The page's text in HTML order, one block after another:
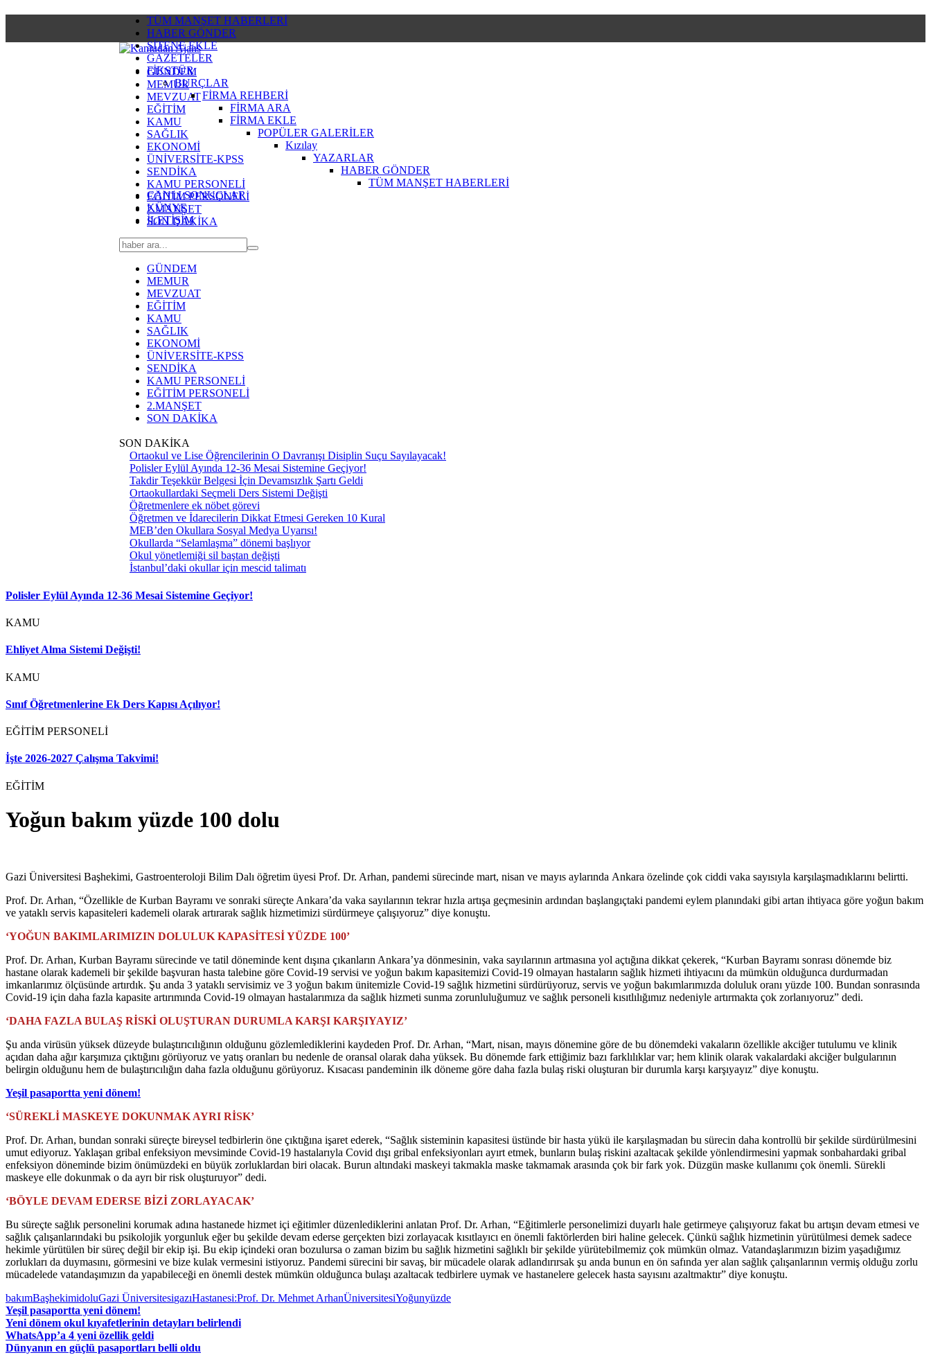
TÜM MANŞET HABERLERİ
HABER GÖNDER
SİTENE EKLE
GAZETELER
FİKSTÜR
BURÇLAR
FİRMA REHBERİ
FİRMA ARA
FİRMA EKLE
POPÜLER GALERİLER
Kızılay
YAZARLAR
HABER GÖNDER
TÜM MANŞET HABERLERİ
CANLI SONUÇLAR
KÜNYE
İLETİŞİM
GÜNDEM
MEMUR
MEVZUAT
EĞİTİM
KAMU
SAĞLIK
EKONOMİ
ÜNİVERSİTE-KPSS
SENDİKA
KAMU PERSONELİ
EĞİTİM PERSONELİ
2.MANŞET
SON DAKİKA
GÜNDEM
MEMUR
MEVZUAT
EĞİTİM
KAMU
SAĞLIK
EKONOMİ
ÜNİVERSİTE-KPSS
SENDİKA
KAMU PERSONELİ
EĞİTİM PERSONELİ
2.MANŞET
SON DAKİKA
SON DAKİKA
Ortaokul ve Lise Öğrencilerinin O Davranışı Disiplin Suçu Sayılayacak!
Polisler Eylül Ayında 12-36 Mesai Sistemine Geçiyor!
Takdir Teşekkür Belgesi İçin Devamsızlık Şartı Geldi
Ortaokullardaki Seçmeli Ders Sistemi Değişti
Öğretmenlere ek nöbet görevi
Öğretmen ve İdarecilerin Dikkat Etmesi Gereken 10 Kural
MEB’den Okullara Sosyal Medya Uyarısı!
Okullarda “Selamlaşma” dönemi başlıyor
Okul yönetlemiği sil baştan değişti
İstanbul’daki okullar için mescid talimatı
Polisler Eylül Ayında 12-36 Mesai Sistemine Geçiyor!
KAMU
Ehliyet Alma Sistemi Değişti!
KAMU
Sınıf Öğretmenlerine Ek Ders Kapısı Açılıyor!
EĞİTİM PERSONELİ
İşte 2026-2027 Çalışma Takvimi!
EĞİTİM
Yoğun bakım yüzde 100 dolu
Gazi Üniversitesi Başhekimi, Gastroenteroloji Bilim Dalı öğretim üyesi Prof. Dr. Arhan, pandemi sürecinde mart, nisan ve mayıs aylarında Ankara özelinde çok ciddi vaka sayısıyla karşılaşmadıklarını belirtti.
Prof. Dr. Arhan, “Özellikle de Kurban Bayramı ve sonraki süreçte Ankara’da vaka sayılarının tekrar hızla artışa geçmesinin ardından başlangıçtaki pandemi eylem planındaki gibi artan ihtiyaca göre yoğun bakım
ve yataklı servis kapasiteleri kademeli olarak artırarak sağlık hizmetimizi sürdürmeye çalışıyoruz” diye konuştu.
‘YOĞUN BAKIMLARIMIZIN DOLULUK KAPASİTESİ YÜZDE 100’
Prof. Dr. Arhan, Kurban Bayramı sürecinde ve tatil döneminde kent dışına çıkanların Ankara’ya dönmesinin, vaka sayılarının artmasına yol açtığına dikkat çekerek, “Kurban Bayramı sonrası dönemde biz
hastane olarak kademeli bir şekilde başvuran hasta talebine göre Covid-19 servisi ve yoğun bakım kapasitemizi Covid-19 olmayan hastaların sağlık hizmeti ihtiyacını da mümkün olduğunca durdurmadan
imkanlarımız ölçüsünde artırdık. Şu anda 3 yataklı servisimiz ve 3 yoğun bakım ünitemizle Covid-19 sağlık hizmetini sürdürüyoruz, servis ve yoğun bakımlarımızda doluluk oranı yüzde 100. Bundan sonrasında
Covid-19 için daha fazla kapasite artırımında Covid-19 olmayan hastalarımıza da sağlık hizmeti sunma zorunluluğumuz ve sağlık personeli kısıtlılığımız nedeniyle artırmakta çok zorlanıyoruz” dedi.
‘DAHA FAZLA BULAŞ RİSKİ OLUŞTURAN DURUMLA KARŞI KARŞIYAYIZ’
Şu anda virüsün yüksek düzeyde bulaştırıcılığının olduğunu gözlemlediklerini kaydeden Prof. Dr. Arhan, “Mart, nisan, mayıs dönemine göre de bu dönemdeki vakaların özellikle akciğer tutulumu ve klinik
açıdan daha ağır karşımıza çıktığını görüyoruz ve yatış oranları bu nedenle de oransal olarak daha yüksek. Bu dönemde fark ettiğimiz bazı farklılıklar var; hem klinik olarak vakalardaki akciğer bulgularının
belirgin olduğunu hem de bulaştırıcılığın daha fazla olduğunu görüyoruz. Kısacası pandeminin ilk döneme göre daha fazla bulaş riski oluşturan bir durumla karşı karşıyayız” diye konuştu.
Yeşil pasaportta yeni dönem!
‘SÜREKLİ MASKEYE DOKUNMAK AYRI RİSK’
Prof. Dr. Arhan, bundan sonraki süreçte bireysel tedbirlerin öne çıktığına işaret ederek, “Sağlık sisteminin kapasitesi üstünde bir hasta yükü ile karşılaşmadan bu sürecin daha kontrollü bir şekilde sürdürülmesini
umut ediyoruz. Yaklaşan gribal enfeksiyon mevsiminde Covid-19 hastalarıyla Covid dışı gribal enfeksiyonları ayırt etmek, bunların bulaş riskini azaltacak şekilde yönlendirmesini yapmak sonbahardaki gribal
enfeksiyon döneminde bizim önümüzdeki en büyük zorluklardan biri olacak. Burun altındaki maskeyi takmakla maske takmamak arasında çok bir fark yok. Düzgün maske kullanımı çok önemli. Sürekli
maskeye elle dokunmak o da ayrı bir risk oluşturuyor” dedi.
‘BÖYLE DEVAM EDERSE BİZİ ZORLAYACAK’
Bu süreçte sağlık personelini korumak adına hastanede hizmet içi eğitimler düzenlediklerini anlatan Prof. Dr. Arhan, “Eğitimlerle personelimizi duyarlı hale getirmeye çalışıyoruz fakat bu artışın devam etmesi ve
sağlık çalışanlarındaki bu psikolojik yorgunluk eğer bu şekilde devam ederse gerçekten bizi zorlayacak kısıtlayıcı en önemli faktörlerden biri haline gelecek. Çünkü sağlık hizmetinin yürütülmesi demek sadece
hekimle yürütülen bir süreç değil bir ekip işi. Bu ekip içindeki oran bozulursa o zaman bizim bu sağlık hizmetini sağlıklı bir şekilde yürütebilmemiz çok mümkün olmaz. Vatandaşlarımızın bizim yaşadığımız
zorlukları da duymasını, görmesini ve bize kulak vermesini istiyoruz. Pandemi sürecini bir savaş, bir mücadele olarak adlandırırsak şu anda bunun en ön safında yer alan sağlık çalışanlarının vermiş olduğu zorlu
mücadelede vatandaşımızın da yapabileceği en önemli destek mümkün olduğunca bulaşı azaltacak tedbirlere uymak ve hastanelere gelecek hasta sayısını azaltmaktır” diye konuştu.
bakımBaşhekimidoluGazi ÜniversitesigazıHastanesi:Prof. Dr. Mehmet ArhanÜniversitesiYoğunyüzde
Yeşil pasaportta yeni dönem!
Yeni dönem okul kıyafetlerinin detayları belirlendi
WhatsApp’a 4 yeni özellik geldi
Dünyanın en güçlü pasaportları belli oldu